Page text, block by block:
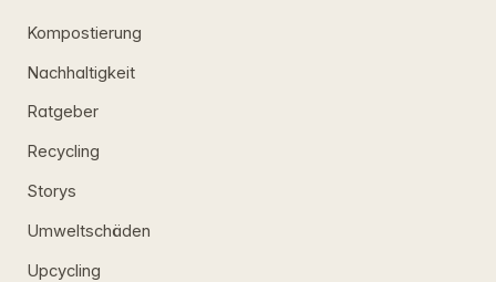
Kompostierung
Nachhaltigkeit
Ratgeber
Recycling
Storys
Umweltschäden
Upcycling